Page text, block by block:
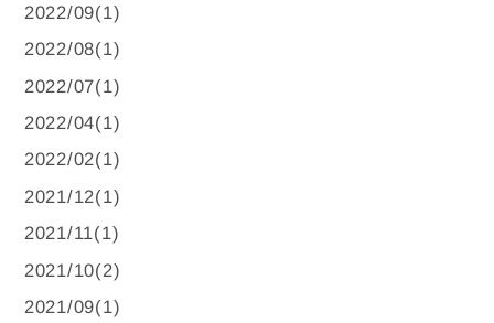
2022/09(1)
2022/08(1)
2022/07(1)
2022/04(1)
2022/02(1)
2021/12(1)
2021/11(1)
2021/10(2)
2021/09(1)